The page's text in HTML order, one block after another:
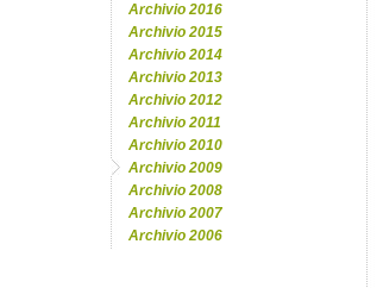
Archivio 2016
Archivio 2015
Archivio 2014
Archivio 2013
Archivio 2012
Archivio 2011
Archivio 2010
Archivio 2009
Archivio 2008
Archivio 2007
Archivio 2006